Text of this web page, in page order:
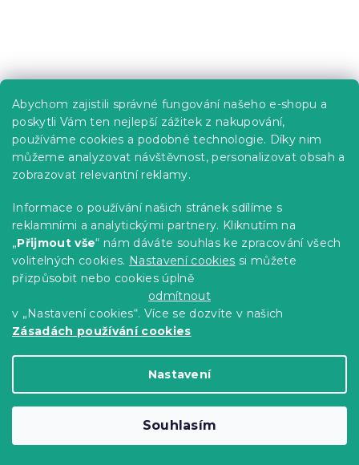
Abychom zajistili správné fungování našeho e-shopu a
poskytli Vám ten nejlepší zážitek z nakupování,
používáme cookies a podobné technologie. Díky nim
můžeme analyzovat návštěvnost, personalizovat obsah a
zobrazovat relevantní reklamy.
Informace o používání našich stránek sdílíme s
reklamními a analytickými partnery. Kliknutím na
„Přijmout vše“ nám dáváte souhlas ke zpracování všech
volitelných cookies. Nastavení cookies si můžete
přizpůsobit nebo cookies úplně
odmítnout
v „Nastavení cookies“. Více se dozvíte v našich
Zásadách používání cookies
Nastavení
Souhlasím
Dekorační polštářek STEGOSAURUS
40x40 cm, zelený
Skladem(>10 ks)
-10 % s kódem:
BTS10